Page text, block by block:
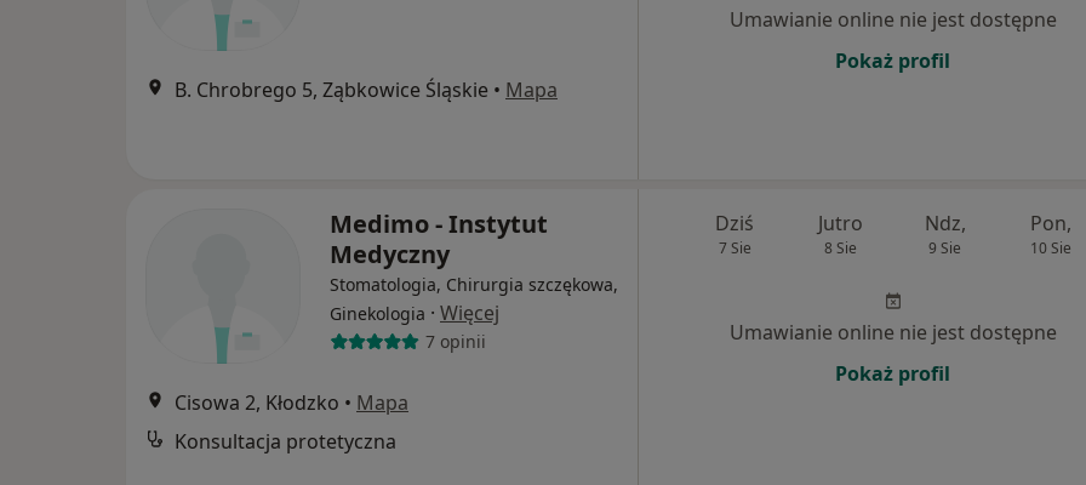
B. Chrobrego 5, Ząbkowice Śląskie • Mapa
Umawianie online nie jest dostępne
Pokaż profil
Medimo - Instytut
Medyczny
Stomatologia, Chirurgia szczękowa,
Ginekologia · Więcej
7 opinii
Cisowa 2, Kłodzko • Mapa
Konsultacja protetyczna
Dziś
7 Sie
Jutro
8 Sie
Ndz,
9 Sie
Pon,
10 Sie
Umawianie online nie jest dostępne
Pokaż profil